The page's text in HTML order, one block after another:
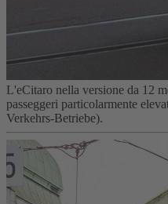
L'eCitaro nella versione da 12
passeggeri particolarmente
Verkehrs-Betriebe).